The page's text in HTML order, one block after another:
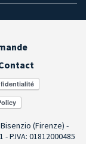
Bisenzio (Firenze) -
- P.IVA: 01812000485